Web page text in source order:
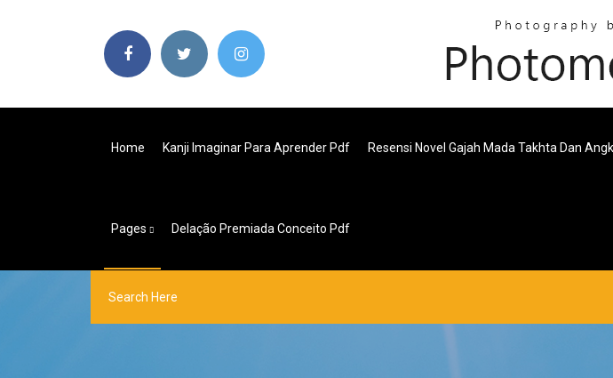
Home Kanji Imaginar Para Aprender Pdf Resensi Novel Gajah Mada Takhta Dan
Pages Delação Premiada Conceito Pdf